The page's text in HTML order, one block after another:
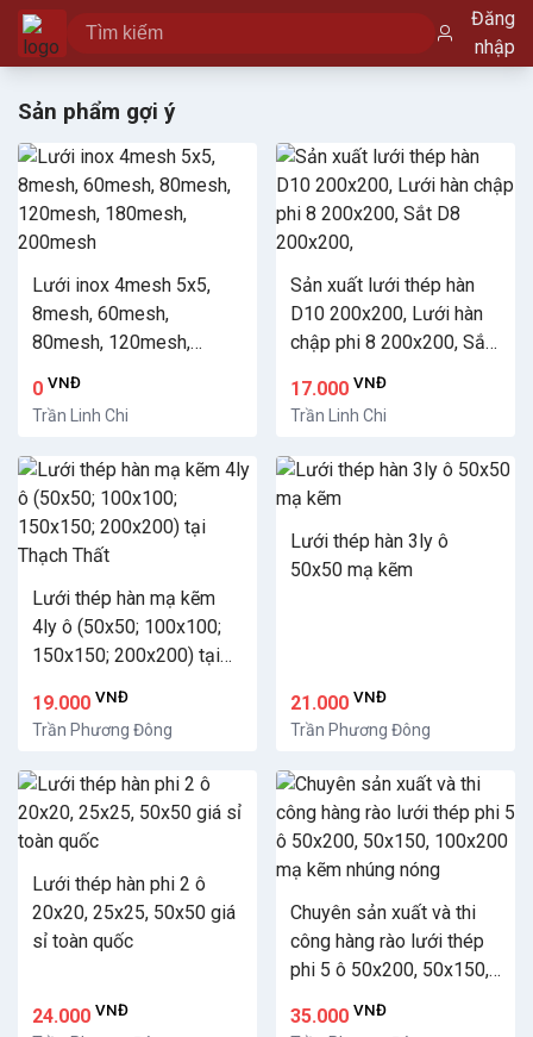
Đăng
nhập
Sản phẩm gợi ý
Lưới inox 4mesh 5x5,
8mesh, 60mesh,
80mesh, 120mesh,
180mesh, 200mesh
0 VNĐ
Trần Linh Chi
Sản xuất lưới thép hàn
D10 200x200, Lưới hàn
chập phi 8 200x200, Sắt
D8 200x200,
17.000 VNĐ
Trần Linh Chi
Lưới thép hàn mạ kẽm
4ly ô (50x50; 100x100;
150x150; 200x200) tại
19.000 VNĐ
Trần Phương Đông
Lưới thép hàn 3ly ô
50x50 mạ kẽm
21.000 VNĐ
Trần Phương Đông
Lưới thép hàn phi 2 ô
20x20, 25x25, 50x50 giá
sỉ toàn quốc
24.000 VNĐ
Chuyên sản xuất và thi
công hàng rào lưới thép
phi 5 ô 50x200, 50x150,
nóng
35.000 VNĐ